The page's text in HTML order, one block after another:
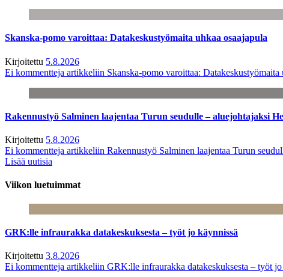
Skanska-pomo varoittaa: Datakeskustyömaita uhkaa osaajapula
Kirjoitettu 5.8.2026
Ei kommentteja artikkeliin Skanska-pomo varoittaa: Datakeskustyömaita
Rakennustyö Salminen laajentaa Turun seudulle – aluejohtajaksi
Kirjoitettu 5.8.2026
Ei kommentteja artikkeliin Rakennustyö Salminen laajentaa Turun
Lisää uutisia
Viikon luetuimmat
GRK:lle infraurakka datakeskuksesta – työt jo käynnissä
Kirjoitettu 3.8.2026
Ei kommentteja artikkeliin GRK:lle infraurakka datakeskuksesta – työt jo